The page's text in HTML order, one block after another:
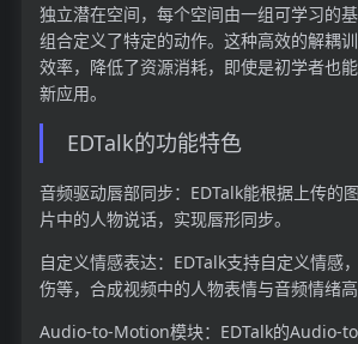
独立潜在空间，每个空间由一组可学习的
组合定义了特定的动作。这种高效的解耦
效率，降低了资源消耗，即使是初学者也
新应用。
EDTalk的功能特色
音频驱动唇部同步：EDTalk能根据上传的
片中的人物说话，实现唇形同步。
自定义情感表达：EDTalk支持自定义情感
伤等，合成视频中的人物表情与音频情绪高
Audio-to-Motion模块：EDTalk的Audio-